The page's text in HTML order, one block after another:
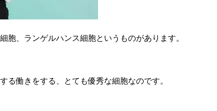
胞、ランゲルハンス細胞というものがあります。
る働きをする、とても優秀な細胞なのです。